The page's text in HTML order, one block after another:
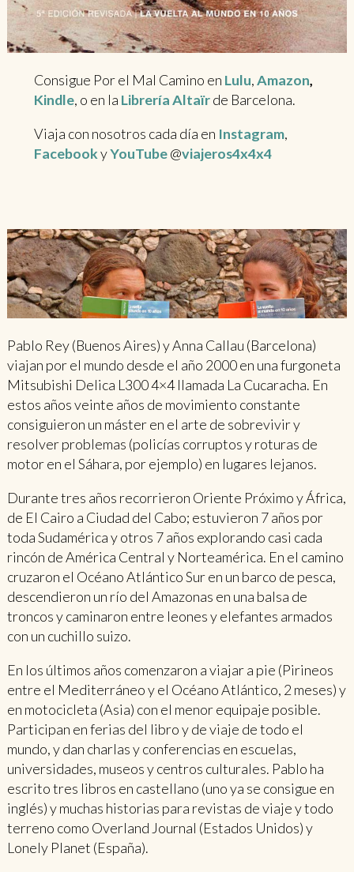
Consigue Por el Mal Camino en Lulu,Amazon,
Kindle, o en la Librería Altaïrde Barcelona.
Viaja con nosotros cada día en Instagram,
FacebookyYouTube@viajeros4x4x4
Pablo Rey (Buenos Aires) y Anna Callau (Barcelona)
viajan por el mundo desde el año 2000 en una furgoneta
Mitsubishi Delica L300 4×4 llamada La Cucaracha. En
estos años veinte años de movimiento constante
consiguieron un máster en el arte de sobrevivir y
resolver problemas (policías corruptos y roturas de
motor en el Sáhara, por ejemplo) en lugares lejanos.
Durante tres años recorrieron Oriente Próximo y África,
de El Cairo a Ciudad del Cabo; estuvieron 7 años por
toda Sudamérica y otros 7 años explorando casi cada
rincón de América Central y Norteamérica. En el camino
cruzaron el Océano Atlántico Sur en un barco de pesca,
descendieron un río del Amazonas en una balsa de
troncos y caminaron entre leones y elefantes armados
con un cuchillo suizo.
En los últimos años comenzaron a viajar a pie (Pirineos
entre el Mediterráneo y el Océano Atlántico, 2 meses) y
en motocicleta (Asia) con el menor equipaje posible.
Participan en ferias del libro y de viaje de todo el
mundo, y dan charlas y conferencias en escuelas,
universidades, museos y centros culturales. Pablo ha
escrito tres libros en castellano (uno ya se consigue en
inglés) y muchas historias para revistas de viaje y todo
terreno como Overland Journal (Estados Unidos) y
Lonely Planet (España).